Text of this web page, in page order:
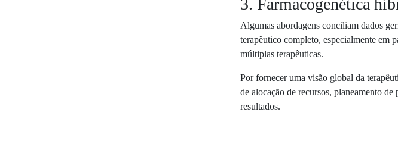
3. Farmacogenética
Algumas abordagens conciliam dados
terapêutico completo, especialmente em
múltiplas terapêuticas.
Por fornecer uma visão global da
de alocação de recursos, planeamento
resultados.